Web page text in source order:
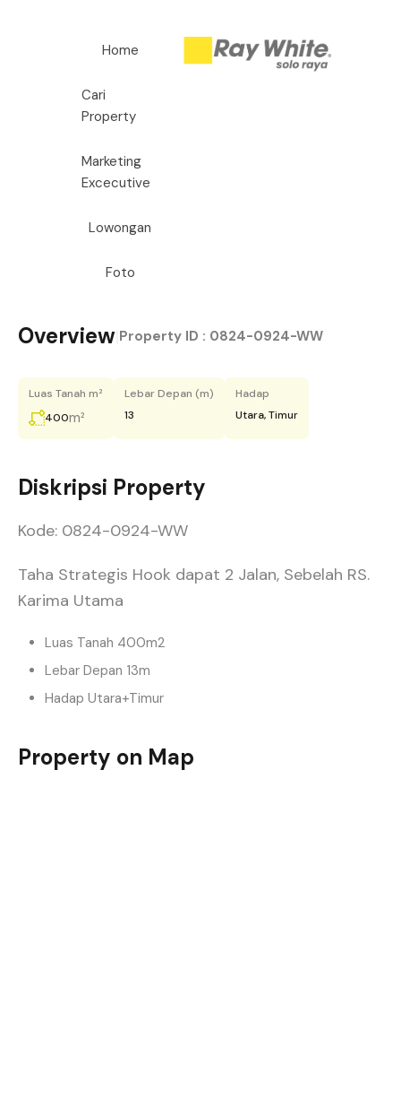
Home
Cari
Property
Marketing
Excecutive
Lowongan
Foto
Overview Property ID : 0824-0924-WW
Luas Tanah m²
400m²
Lebar Depan (m)
13
Hadap
Utara, Timur
Diskripsi Property
Kode: 0824-0924-WW
Taha Strategis Hook dapat 2 Jalan, Sebelah RS.
Karima Utama
Luas Tanah 400m2
Lebar Depan 13m
Hadap Utara+Timur
Property on Map